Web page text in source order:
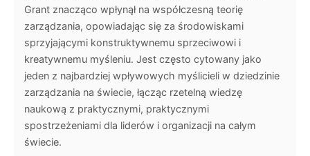
Grant znacząco wpłynął na współczesną teorię
zarządzania, opowiadając się za środowiskami
sprzyjającymi konstruktywnemu sprzeciwowi i
kreatywnemu myśleniu. Jest często cytowany jako
jeden z najbardziej wpływowych myślicieli w dziedzinie
zarządzania na świecie, łącząc rzetelną wiedzę
naukową z praktycznymi, praktycznymi
spostrzeżeniami dla liderów i organizacji na całym
świecie.